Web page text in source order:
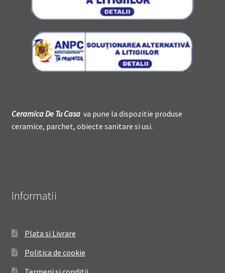
Ceramica DeTu Casava pune la dispozitie produse
ceramice, parchet, obiecte sanitare si usi.
Informatii
Plata si Livrare
Politica de cookie